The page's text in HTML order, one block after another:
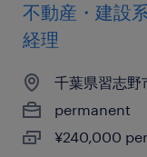
不動産・建設
経理
千葉県習志野
permanent
¥240,000